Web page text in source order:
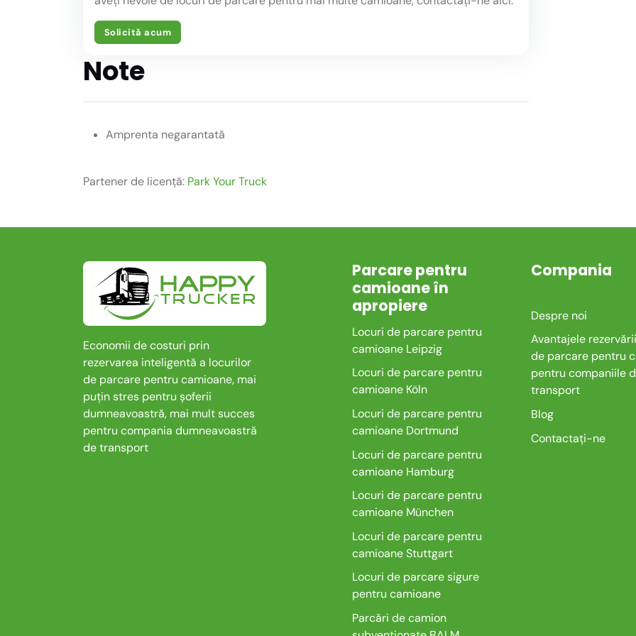
Solicită acum
Note
Amprenta negarantată
Partener de licență: Park Your Truck
Economii de costuri prin
rezervarea inteligentă a locurilor
de parcare pentru camioane, mai
puțin stres pentru șoferii
dumneavoastră, mai mult succes
pentru compania dumneavoastră
de transport
Parcare pentru
camioane în
apropiere
Locuri de parcare pentru
camioane Leipzig
Locuri de parcare pentru
camioane Köln
Locuri de parcare pentru
camioane Dortmund
Locuri de parcare pentru
camioane Hamburg
Locuri de parcare pentru
camioane München
Locuri de parcare pentru
camioane Stuttgart
Locuri de parcare sigure
pentru camioane
Parcări de camion
Compania
Despre noi
Avantajele
de parcare pentru
pentru companiile
transport
Blog
Contactați-ne